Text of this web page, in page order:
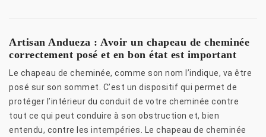
Artisan Andueza : Avoir un chapeau de cheminée
correctement posé et en bon état est important
Le chapeau de cheminée, comme son nom l’indique, va être
posé sur son sommet. C’est un dispositif qui permet de
protéger l’intérieur du conduit de votre cheminée contre
tout ce qui peut conduire à son obstruction et, bien
entendu, contre les intempéries. Le chapeau de cheminée